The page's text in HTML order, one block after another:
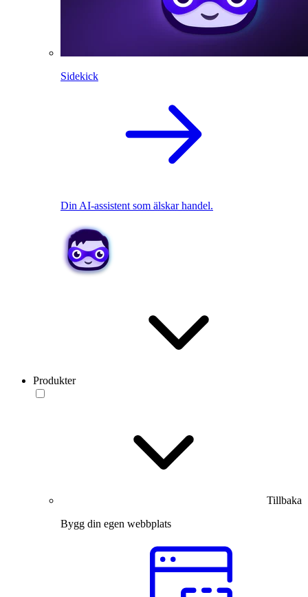
Sidekick
Din AI-assistent som älskar handel.
Produkter
Tillbaka
Bygg din egen webbplats